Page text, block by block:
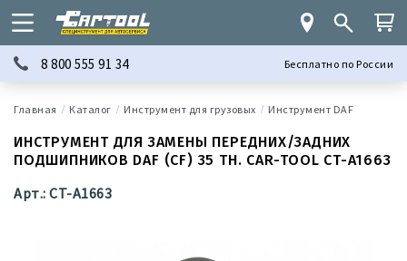
8 800 555 91 34 Бесплатно по России
Каталог Инструмент для грузовых Инструмент DAF
ИНСТРУМЕНТ ДЛЯ ЗАМЕНЫ ПЕРЕДНИХ/ЗАДНИХ
ПОДШИПНИКОВ DAF (CF) 35 ТН. CAR-TOOL CT-A1663
Арт.: CT-A1663